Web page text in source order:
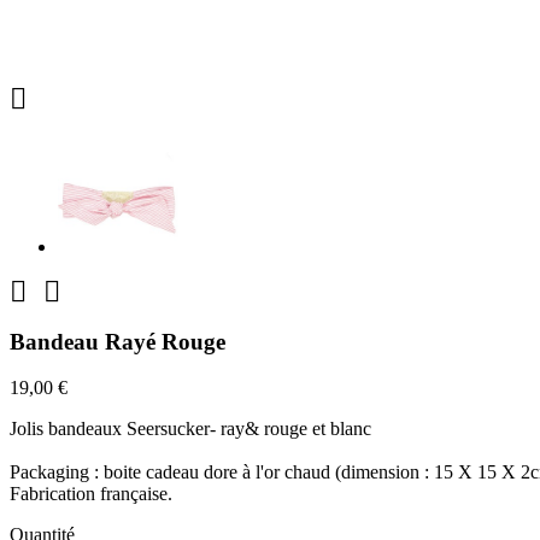

 
Bandeau Rayé Rouge
19,00 €
Jolis bandeaux Seersucker- ray& rouge et blanc
Packaging : boite cadeau dore à l'or chaud (dimension : 15 X 15 X
Fabrication française.
Quantité